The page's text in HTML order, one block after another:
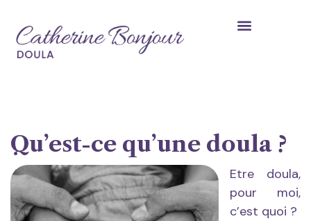
Qu’est-ce qu’une doula ?
Etre doula,
pour moi,
c’est quoi ?